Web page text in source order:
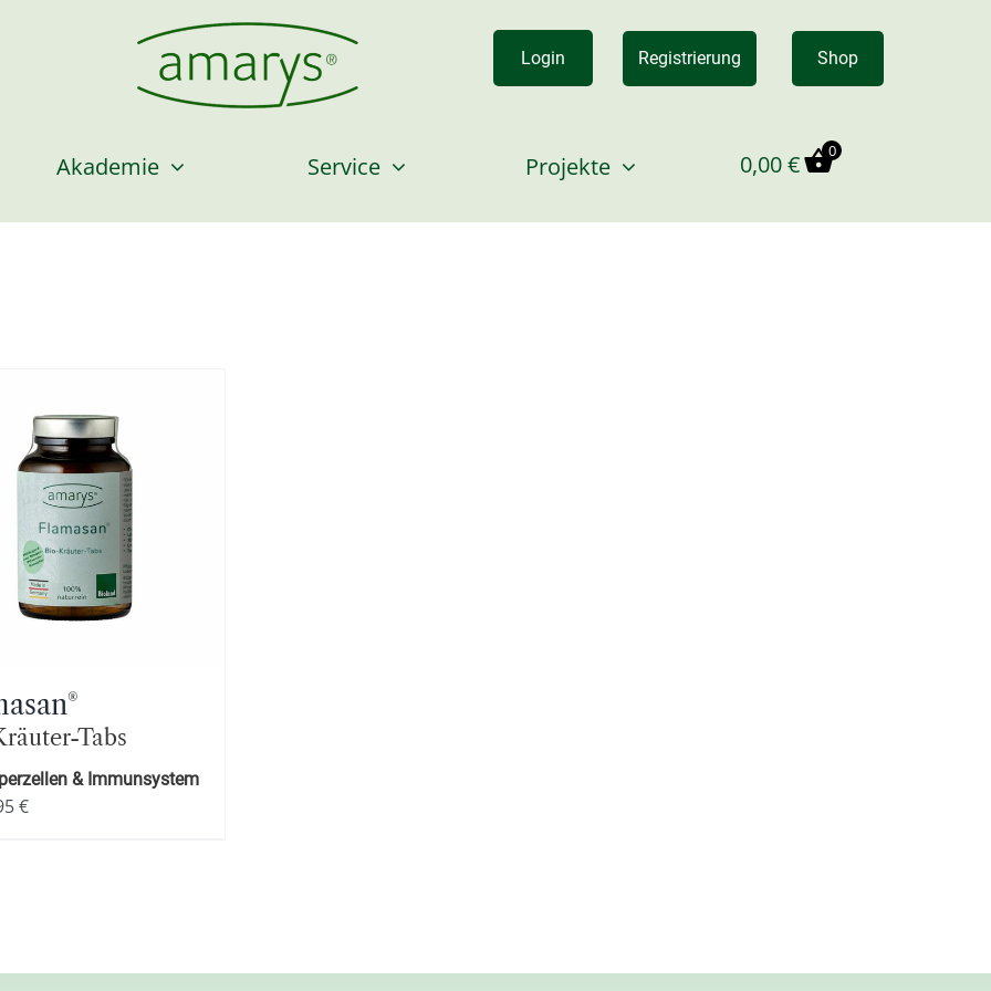
Login Registrierung Shop
Akademie Service Projekte 0,00€ 0
®
Tabs
& Immunsystem
€